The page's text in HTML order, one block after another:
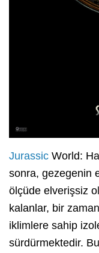
Jurassic World:
sonra, gezegenin
ölçüde elverişsiz
kalanlar, bir
iklimlere sahip
sürdürmektedir.